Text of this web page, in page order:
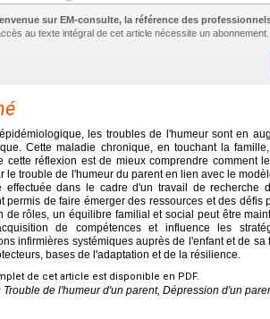
sur EM-consulte, la référence des
au texte intégral de cet article nécessite un abonnement.
les troubles de l'humeur sont en
Cette maladie chronique, en touchant la
cette réflexion est de mieux comprendre comment
le trouble de l'humeur du parent en lien avec le
effectuée dans le cadre d'un travail de recherche
permis de faire émerger des ressources et des
de rôles, un équilibre familial et social peut être
de compétences et influence les
infirmières systémiques auprès de l'enfant et de
bases de l'adaptation et de la résilience.
de cet article est disponible en PDF.
Trouble de l'humeur d'un parent, Dépression d'un